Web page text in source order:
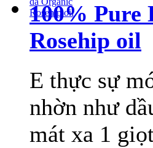
100% Pure
Rosehip oil
E thực sự
nhờn như
mát xa 1